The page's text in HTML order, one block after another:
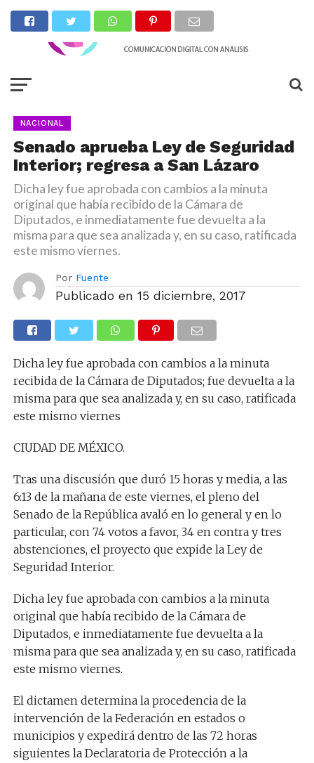
NACIONAL
Senado aprueba Ley de Seguridad
Interior; regresa a San Lázaro
Dicha ley fue aprobada con cambios a la minuta
original que había recibido de la Cámara de
Diputados, e inmediatamente fue devuelta a la
misma para que sea analizada y, en su caso, ratificada
este mismo viernes.
Por Fuente
Publicado en 15 diciembre, 2017
Dicha ley fue aprobada con cambios a la minuta
recibida de la Cámara de Diputados; fue devuelta a la
misma para que sea analizada y, en su caso, ratificada
este mismo viernes
CIUDAD DE MÉXICO.
Tras una discusión que duró 15 horas y media, a las
6:13 de la mañana de este viernes, el pleno del
Senado de la República avaló en lo general y en lo
particular, con 74 votos a favor, 34 en contra y tres
abstenciones, el proyecto que expide la Ley de
Seguridad Interior.
Dicha ley fue aprobada con cambios a la minuta
original que había recibido de la Cámara de
Diputados, e inmediatamente fue devuelta a la
misma para que sea analizada y, en su caso, ratificada
este mismo viernes.
El dictamen determina la procedencia de la
intervención de la Federación en estados o
municipios y expedirá dentro de las 72 horas
siguientes la Declaratoria de Protección a la